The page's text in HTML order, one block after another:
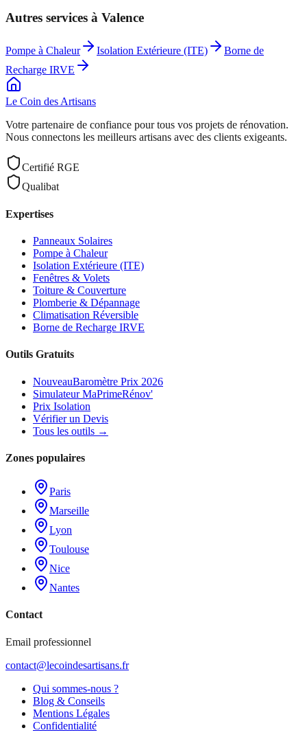
Autres services à Valence
Pompe à Chaleur Isolation Extérieure (ITE)
Borne de
Recharge IRVE
Le Coin desArtisans
Votre partenaire de confiance pour tous vos projets de rénovation.
Nous connectons les meilleurs artisans avec des clients exigeants.
Certifié RGE
Qualibat
Expertises
Panneaux Solaires
Pompe à Chaleur
Isolation Extérieure (ITE)
Fenêtres & Volets
Toiture & Couverture
Plomberie & Dépannage
Climatisation Réversible
Borne de Recharge IRVE
Outils Gratuits
NouveauBaromètre Prix 2026
Simulateur MaPrimeRénov'
Prix Isolation
Vérifier un Devis
Tous les outils →
Zones populaires
Paris
Marseille
Lyon
Toulouse
Nice
Nantes
Contact
Email professionnel
contact@lecoindesartisans.fr
Qui sommes-nous ?
Blog & Conseils
Mentions Légales
Confidentialité